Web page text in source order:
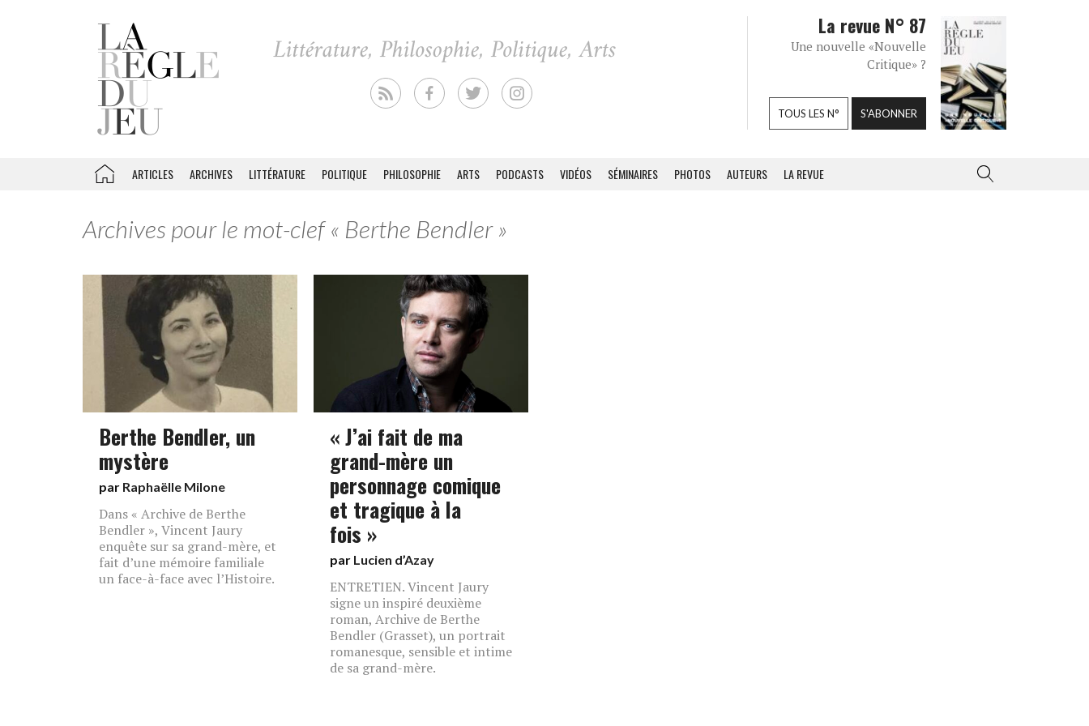
La revue N° 87
Une nouvelle «Nouvelle
Critique» ?
TOUS LES N° S'ABONNER
ARTICLES ARCHIVES LITTÉRATURE POLITIQUE PHILOSOPHIE ARTS PODCASTS VIDÉOS SÉMINAIRES PHOTOS AUTEURS LA REVUE
Archives pour le mot-clef « Berthe Bendler »
Berthe Bendler, un
mystère
par Raphaëlle Milone
Dans « Archive de Berthe
Bendler », Vincent Jaury
enquête sur sa grand-mère, et
fait d’une mémoire familiale
un face-à-face avec l’Histoire.
« J’ai fait de ma
grand-mère un
personnage comique
et tragique à la
fois »
par Lucien d’Azay
ENTRETIEN. Vincent Jaury
signe un inspiré deuxième
roman, Archive de Berthe
Bendler (Grasset), un portrait
romanesque, sensible et intime
de sa grand-mère.